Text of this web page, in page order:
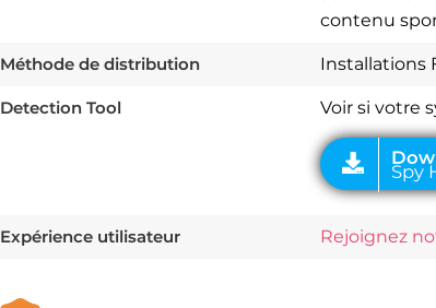
contenu
Méthode de distribution Installations
Detection Tool Voir si votre
Download
Expérience utilisateur Rejoignez